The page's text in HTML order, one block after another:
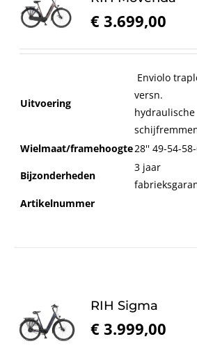
€ 3.699,00
Uitvoering
Enviolo
versn.
hydraulische
Wielmaat/framehoogte28'' 49-54-
Bijzonderheden
3 jaar
Artikelnummer
RIH Sigma
€ 3.999,00